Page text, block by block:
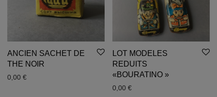
ANCIEN SACHET DE
THE NOIR
0,00 €
LOT MODELES
REDUITS
«BOURATINO »
0,00 €